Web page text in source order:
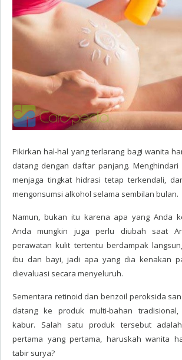
Pikirkan hal-hal yang terlarang bagi wanita
datang dengan daftar panjang.
menjaga tingkat hidrasi tetap terkendali,
mengonsumsi alkohol selama sembilan bulan.
Namun, bukan itu karena apa yang Anda
Anda mungkin juga perlu diubah saat
perawatan kulit tertentu berdampak
ibu dan bayi, jadi apa yang dia kenakan
dievaluasi secara menyeluruh.
Sementara retinoid dan benzoil peroksida
datang ke produk multi-bahan
kabur. Salah satu produk tersebut
pertama yang pertama, haruskah wanita
tabir surya?